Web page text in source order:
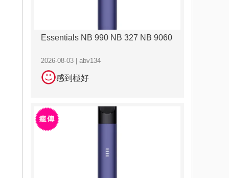
Essentials NB 990 NB 327 NB 9060
2026-08-03 | abv134
感到極好